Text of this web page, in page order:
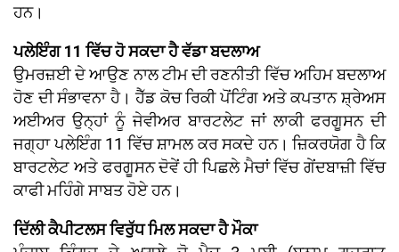
ਹਨ।
ਪਲੇਇੰਗ 11 ਵਿੱਚ ਹੋ ਸਕਦਾ ਹੈ ਵੱਡਾ ਬਦਲਾਅ
ਉਮਰਜ਼ਈ ਦੇ ਆਉਣ ਨਾਲ ਟੀਮ ਦੀ ਰਣਨੀਤੀ ਵਿੱਚ ਅਹਿਮ ਬਦਲਾਅ
ਹੋਣ ਦੀ ਸੰਭਾਵਨਾ ਹੈ। ਹੈੱਡ ਕੋਚ ਰਿਕੀ ਪੋਂਟਿੰਗ ਅਤੇ ਕਪਤਾਨ ਸ਼੍ਰੇਅਸ
ਅਈਅਰ ਉਨ੍ਹਾਂ ਨੂੰ ਜੇਵੀਅਰ ਬਾਰਟਲੇਟ ਜਾਂ ਲਾਕੀ ਫਰਗੂਸਨ ਦੀ
ਜਗ੍ਹਾ ਪਲੇਇੰਗ 11 ਵਿੱਚ ਸ਼ਾਮਲ ਕਰ ਸਕਦੇ ਹਨ। ਜ਼ਿਕਰਯੋਗ ਹੈ ਕਿ
ਬਾਰਟਲੇਟ ਅਤੇ ਫਰਗੂਸਨ ਦੋਵੇਂ ਹੀ ਪਿਛਲੇ ਮੈਚਾਂ ਵਿੱਚ ਗੇਂਦਬਾਜ਼ੀ ਵਿੱਚ
ਕਾਫੀ ਮਹਿੰਗੇ ਸਾਬਤ ਹੋਏ ਹਨ।
ਦਿੱਲੀ ਕੈਪੀਟਲਸ ਵਿਰੁੱਧ ਮਿਲ ਸਕਦਾ ਹੈ ਮੌਕਾ